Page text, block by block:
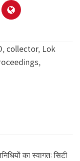
, collector, Lok
,
का स्वागत: सिटी